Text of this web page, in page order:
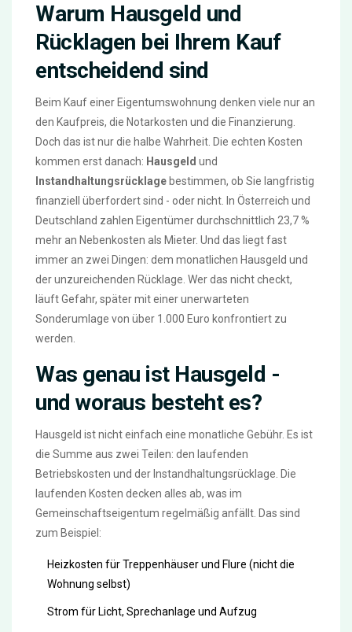
Warum Hausgeld und
Rücklagen bei Ihrem Kauf
entscheidend sind
Beim Kauf einer Eigentumswohnung denken viele nur an
den Kaufpreis, die Notarkosten und die Finanzierung.
Doch das ist nur die halbe Wahrheit. Die echten Kosten
kommen erst danach: Hausgeld und
Instandhaltungsrücklage bestimmen, ob Sie langfristig
finanziell überfordert sind - oder nicht. In Österreich und
Deutschland zahlen Eigentümer durchschnittlich 23,7 %
mehr an Nebenkosten als Mieter. Und das liegt fast
immer an zwei Dingen: dem monatlichen Hausgeld und
der unzureichenden Rücklage. Wer das nicht checkt,
läuft Gefahr, später mit einer unerwarteten
Sonderumlage von über 1.000 Euro konfrontiert zu
werden.
Was genau ist Hausgeld -
und woraus besteht es?
Hausgeld ist nicht einfach eine monatliche Gebühr. Es ist
die Summe aus zwei Teilen: den laufenden
Betriebskosten und der Instandhaltungsrücklage. Die
laufenden Kosten decken alles ab, was im
Gemeinschaftseigentum regelmäßig anfällt. Das sind
zum Beispiel:
Heizkosten für Treppenhäuser und Flure (nicht die
Wohnung selbst)
Strom für Licht, Sprechanlage und Aufzug